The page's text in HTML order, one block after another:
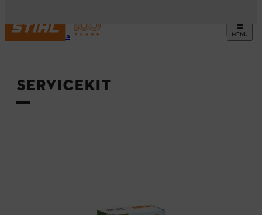
MENU
Startsida
SERVICEKIT